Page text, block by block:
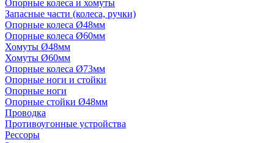
Опорные колеса и хомуты
Запасные части (колеса, ручки)
Опорные колеса Ø48мм
Опорные колеса Ø60мм
Хомуты Ø48мм
Хомуты Ø60мм
Опорные колеса Ø73мм
Опорные ноги и стойки
Опорные ноги
Опорные стойки Ø48мм
Проводка
Противоугонные устройства
Рессоры